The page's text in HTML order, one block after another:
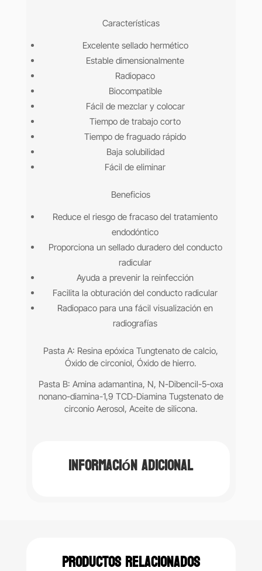
Características
Excelente sellado hermético
Estable dimensionalmente
Radiopaco
Biocompatible
Fácil de mezclar y colocar
Tiempo de trabajo corto
Tiempo de fraguado rápido
Baja solubilidad
Fácil de eliminar
Beneficios
Reduce el riesgo de fracaso del tratamiento
endodóntico
Proporciona un sellado duradero del conducto
radicular
Ayuda a prevenir la reinfección
Facilita la obturación del conducto radicular
Radiopaco para una fácil visualización en
radiografías
Pasta A: Resina epóxica Tungtenato de calcio,
Óxido de circoniol, Óxido de hierro.
Pasta B: Amina adamantina, N, N-Dibencil-5-oxa
nonano-diamina-1,9 TCD-Diamina Tugstenato de
circonio Aerosol, Aceite de silicona.
Información adicional
Productos relacionados